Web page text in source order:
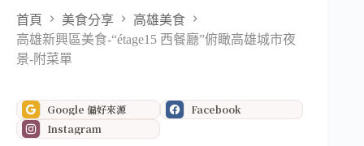
首頁 美食分享
高雄美食
高雄新興區美食-“étage15 西餐廳”俯瞰高雄城市夜
景-附菜單
Google 偏好來源
Facebook
Instagram